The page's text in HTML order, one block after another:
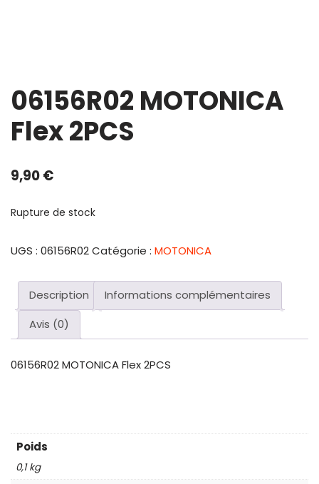
06156R02 MOTONICA
Flex 2PCS
9,90€
Rupture de stock
UGS : 06156R02Catégorie : MOTONICA
Description
Informations complémentaires
Avis (0)
06156R02 MOTONICA Flex 2PCS
Poids
0,1 kg